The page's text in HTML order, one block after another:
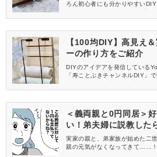
ろん初心者にも分かりやすい
は動画の中から、100均とホー
【100均DIY】高見え
ーの作り方をご紹介
DIYのアイデアを発信している
「寿ことぶきチャンネルDIY」
す。今回は動画の中から、100
＜義両親と0円同居＞
い！弟夫婦に説教した
実家の親と、弟家族が始めた二
親の元気がなくなってきて……